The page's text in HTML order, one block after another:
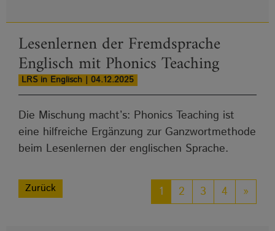
Lesenlernen der Fremdsprache
Englisch mit Phonics Teaching
LRS in Englisch | 04.12.2025
Die Mischung macht’s: Phonics Teaching ist
eine hilfreiche Ergänzung zur Ganzwortmethode
beim Lesenlernen der englischen Sprache.
Zurück 1 2 3 4 »